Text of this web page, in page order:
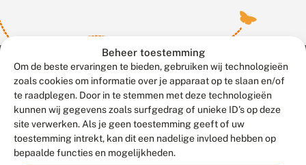
Beheer toestemming
Om de beste ervaringen te bieden, gebruiken wij technologieën
zoals cookies om informatie over je apparaat op te slaan en/of
te raadplegen. Door in te stemmen met deze technologieën
kunnen wij gegevens zoals surfgedrag of unieke ID's op deze
site verwerken. Als je geen toestemming geeft of uw
toestemming intrekt, kan dit een nadelige invloed hebben op
bepaalde functies en mogelijkheden.
Meld waarnemingen© 2026 Vlinderstichting
Duurzaam ontwikkeld door
Go2People
, ontworpen door
Blue Field Agency
Privacy